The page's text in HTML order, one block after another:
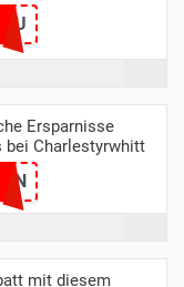
Ersparnisse
bei Charlestyrwhitt
mit diesem